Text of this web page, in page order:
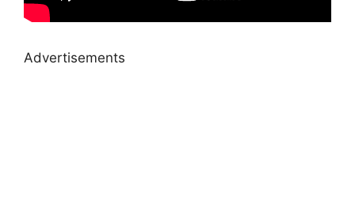
Advertisements